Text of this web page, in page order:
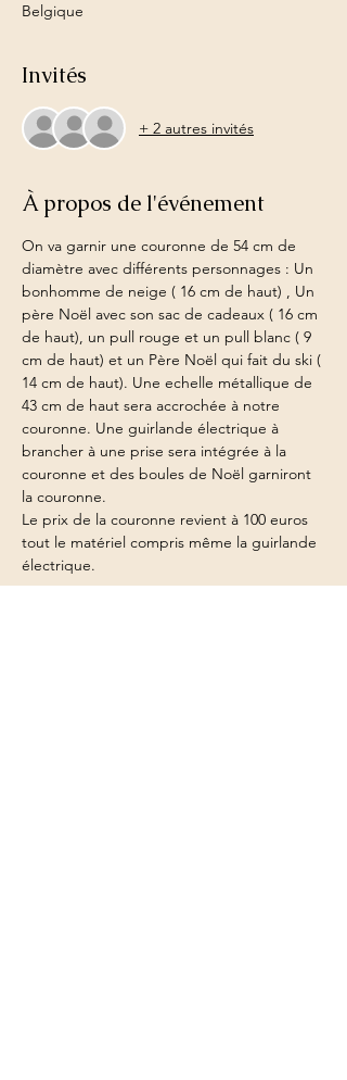
Belgique
Invités
+ 2 autres invités
À propos de l'événement
On va garnir une couronne de 54 cm de
diamètre avec différents personnages : Un
bonhomme de neige ( 16 cm de haut) , Un
père Noël avec son sac de cadeaux ( 16 cm
de haut), un pull rouge et un pull blanc ( 9
cm de haut) et un Père Noël qui fait du ski (
14 cm de haut). Une echelle métallique de
43 cm de haut sera accrochée à notre
couronne. Une guirlande électrique à
brancher à une prise sera intégrée à la
couronne et des boules de Noël garniront
la couronne.
Le prix de la couronne revient à 100 euros
tout le matériel compris même la guirlande
électrique.